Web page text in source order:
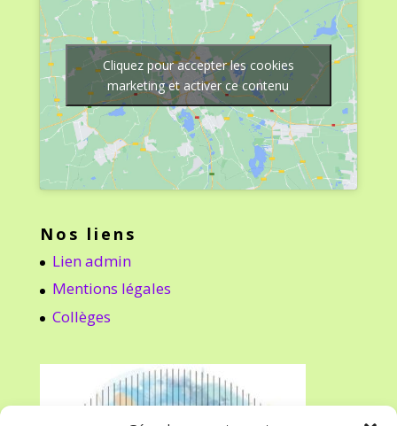
Cliquez pour accepter les cookies
marketing et activer ce contenu
Nos liens
Lien admin
Mentions légales
Collèges